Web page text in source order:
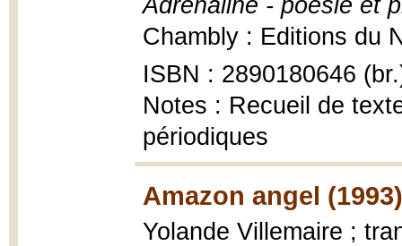
Adrénaline - poésie et
Chambly : Editions du
ISBN : 2890180646
Notes : Recueil de
périodiques
Amazon angel (1993)
Yolande Villemaire ;